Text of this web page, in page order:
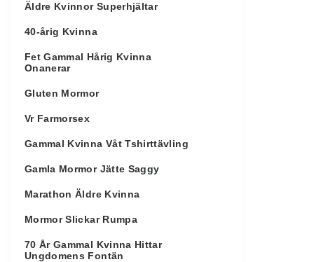
Äldre Kvinnor Superhjältar
40-årig Kvinna
Fet Gammal Hårig Kvinna
Onanerar
Gluten Mormor
Vr Farmorsex
Gammal Kvinna Våt Tshirttävling
Gamla Mormor Jätte Saggy
Marathon Äldre Kvinna
Mormor Slickar Rumpa
70 År Gammal Kvinna Hittar
Ungdomens Fontän